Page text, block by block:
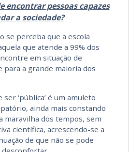
encontrar pessoas capazes
a sociedade?
se perceba que a escola
que atende a 99% dos
em situação de
a grande maioria dos
‘pública’ é um amuleto
ainda mais constando
maravilha dos tempos, sem
científica, acrescendo-se a
de que não se pode